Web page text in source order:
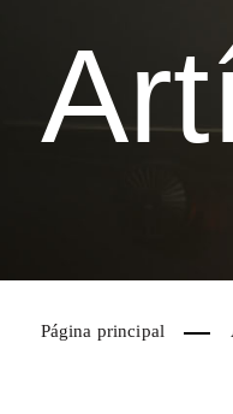
Página principal